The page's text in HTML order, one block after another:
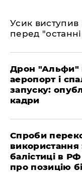
​Усик виступив
перед
​Дрон "Альфи"
аеропорт і
запуску:
кадри
​Спроби
балістиці в
про позицію